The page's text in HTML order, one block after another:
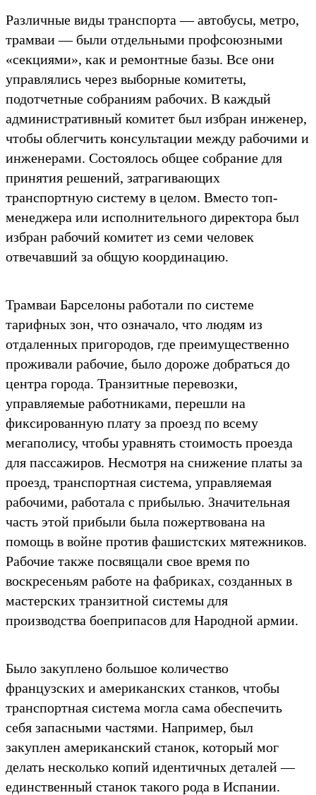
Различные виды транспорта — автобусы, метро, ​​
трамваи — были отдельными профсоюзными
«секциями», как и ремонтные базы. Все они
управлялись через выборные комитеты,
подотчетные собраниям рабочих. В каждый
административный комитет был избран инженер,
чтобы облегчить консультации между рабочими и
инженерами. Состоялось общее собрание для
принятия решений, затрагивающих
транспортную систему в целом. Вместо топ-
менеджера или исполнительного директора был
избран рабочий комитет из семи человек
отвечавший за общую координацию.
Трамваи Барселоны работали по системе
тарифных зон, что означало, что людям из
отдаленных пригородов, где преимущественно
проживали рабочие, было дороже добраться до
центра города. Транзитные перевозки,
управляемые работниками, перешли на
фиксированную плату за проезд по всему
мегаполису, чтобы уравнять стоимость проезда
для пассажиров. Несмотря на снижение платы за
проезд, транспортная система, управляемая
рабочими, работала с прибылью. Значительная
часть этой прибыли была пожертвована на
помощь в войне против фашистских мятежников.
Рабочие также посвящали свое время по
воскресеньям работе на фабриках, созданных в
мастерских транзитной системы для
производства боеприпасов для Народной армии.
Было закуплено большое количество
французских и американских станков, чтобы
транспортная система могла сама обеспечить
себя запасными частями. Например, был
закуплен американский станок, который мог
делать несколько копий идентичных деталей —
единственный станок такого рода в Испании.